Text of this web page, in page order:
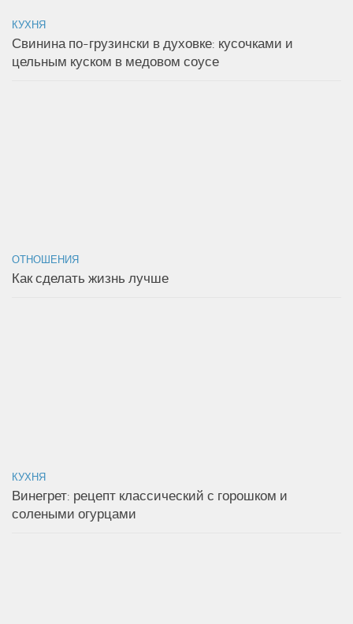
КУХНЯ
Свинина по-грузински в духовке: кусочками и
цельным куском в медовом соусе
ОТНОШЕНИЯ
Как сделать жизнь лучше
КУХНЯ
Винегрет: рецепт классический с горошком и
солеными огурцами